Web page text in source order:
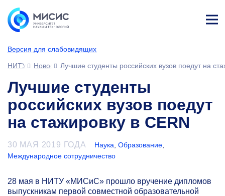
Версия для слабовидящих
ине
НИТУ МИСИС
НовостиЛучшие студенты российских вузов поедут на
Лучшие студенты
российских вузов поедут
на стажировку в CERN
30 МАЯ 2019 ГОДА Наука Образование,
Международное сотрудничество
28 мая в НИТУ «МИСиС» прошло вручение дипломов
выпускникам первой совместной образовательной